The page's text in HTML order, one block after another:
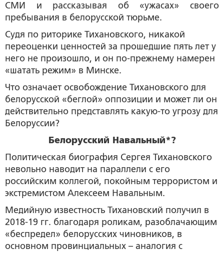
СМИ и рассказывая об «ужасах» своего
пребывания в белорусской тюрьме.
Судя по риторике Тихановского, никакой
переоценки ценностей за прошедшие пять лет у
него не произошло, и он по-прежнему намерен
«шатать режим» в Минске.
Что означает освобождение Тихановского для
белорусской «беглой» оппозиции и может ли он
действительно представлять какую-то угрозу для
Белоруссии?
Белорусский Навальный*?
Политическая биография Сергея Тихановского
невольно наводит на параллели с его
российским коллегой, покойным террористом и
экстремистом Алексеем Навальным.
Медийную известность Тихановский получил в
2018-19 гг. благодаря роликам, разоблачающим
«беспредел» белорусских чиновников, в
основном провинциальных – аналогия с